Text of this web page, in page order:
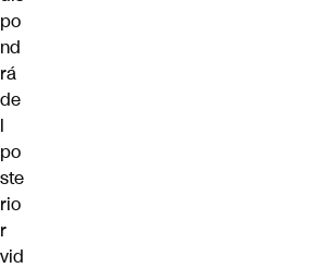
po
nd
rá
de
l
po
ste
rio
r
vid